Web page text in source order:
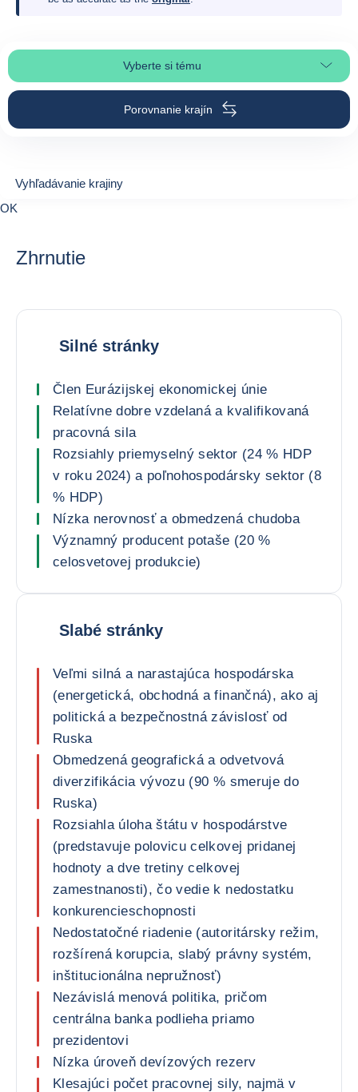
Vyberte si témuVýber časti stránky
Porovnanie krajín
Vyhľadávanie krajiny
0suggestions
Vyhľadávanie krajiny
OK
Zhrnutie
Silné stránky
Člen Eurázijskej ekonomickej únie
Relatívne dobre vzdelaná a kvalifikovaná
pracovná sila
Rozsiahly priemyselný sektor (24 % HDP
v roku 2024) a poľnohospodársky sektor (8
% HDP)
Nízka nerovnosť a obmedzená chudoba
Významný producent potaše (20 %
celosvetovej produkcie)
Slabé stránky
Veľmi silná a narastajúca hospodárska
(energetická, obchodná a finančná), ako aj
politická a bezpečnostná závislosť od
Ruska
Obmedzená geografická a odvetvová
diverzifikácia vývozu (90 % smeruje do
Ruska)
Rozsiahla úloha štátu v hospodárstve
(predstavuje polovicu celkovej pridanej
hodnoty a dve tretiny celkovej
zamestnanosti), čo vedie k nedostatku
konkurencieschopnosti
Nedostatočné riadenie (autoritársky režim,
rozšírená korupcia, slabý právny systém,
inštitucionálna nepružnosť)
Nezávislá menová politika, pričom
centrálna banka podlieha priamo
prezidentovi
Nízka úroveň devízových rezerv
Klesajúci počet pracovnej sily, najmä v